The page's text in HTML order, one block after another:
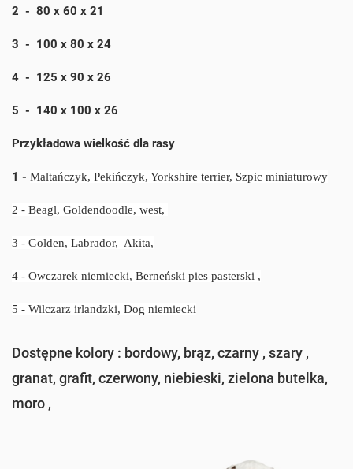
2 - 80 x 60 x 21
3 - 100 x 80 x 24
4 - 125 x 90 x 26
5 - 140 x 100 x 26
Przykładowa wielkość dla rasy
1 - Maltańczyk, Pekińczyk, Yorkshire terrier, Szpic miniaturowy
2 - Beagl, Goldendoodle, west,
3 - Golden, Labrador, Akita,
4 - Owczarek niemiecki, Berneński pies pasterski ,
5 - Wilczarz irlandzki, Dog niemiecki
Dostępne kolory : bordowy, brąz, czarny , szary ,
granat, grafit, czerwony, niebieski, zielona butelka,
moro ,